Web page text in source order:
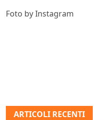
Foto by Instagram
ARTICOLI RECENTI